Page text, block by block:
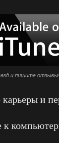
и пишите
и